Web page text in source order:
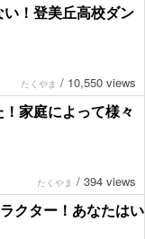
！登美丘高校ダン
たくやま / 10,550 views
家庭によって様々
たくやま / 394 views
クター！あなたはい